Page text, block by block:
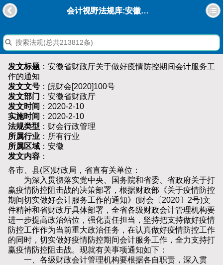
会计视野法规库:安徽省财政厅关于做好疫情防控期间会计服务工作的通知
发文标题 ：安徽省财政厅关于做好疫情防控期间会计服务工
作的通知
发文文号 ：皖财会[2020]100号
发文部门 ：安徽省财政厅
发文时间 ：2020-2-10
实施时间 ：2020-2-10
法规类型 ：财会行政管理
所属行业 ：所有行业
所属区域 ：安徽
发文内容 ：
各市、县(区)财政局，省直有关单位：
为深入贯彻落实党中央、国务院和省委、省政府关于打
赢疫情防控阻击战的决策部署，根据财政部《关于疫情防控
期间切实做好会计服务工作的通知》(财会〔2020〕2号)文
件精神和省财政厅具体部署，全省各级财政会计管理机构要
进一步提高政治站位，强化责任担当，坚持把支持做好疫情
防控工作作为当前重大政治任务，在认真做好疫情防控工作
的同时，切实做好疫情防控期间会计服务工作，全力支持打
赢疫情防控阻击战。现就有关事项通知如下：
一、各级财政会计管理机构要根据各自职责，深入贯